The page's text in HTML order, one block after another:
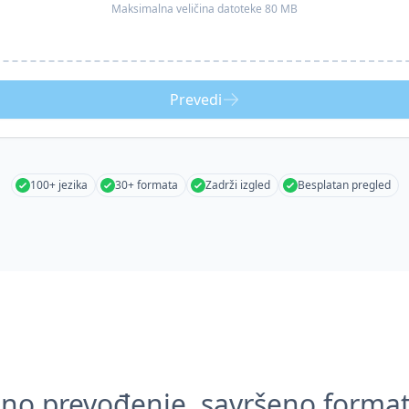
Maksimalna veličina datoteke 80 MB
Prevedi
100+ jezika 30+ formata Zadrži izgled Besplatan pregled